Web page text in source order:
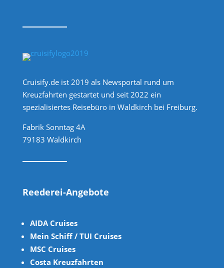
Cruisify.de ist 2019 als Newsportal rund um
Kreuzfahrten gestartet und seit 2022 ein
spezialisiertes Reisebüro in Waldkirch bei Freiburg.
Fabrik Sonntag 4A
79183 Waldkirch
Reederei-Angebote
AIDA Cruises
Mein Schiff / TUI Cruises
MSC Cruises
Costa Kreuzfahrten